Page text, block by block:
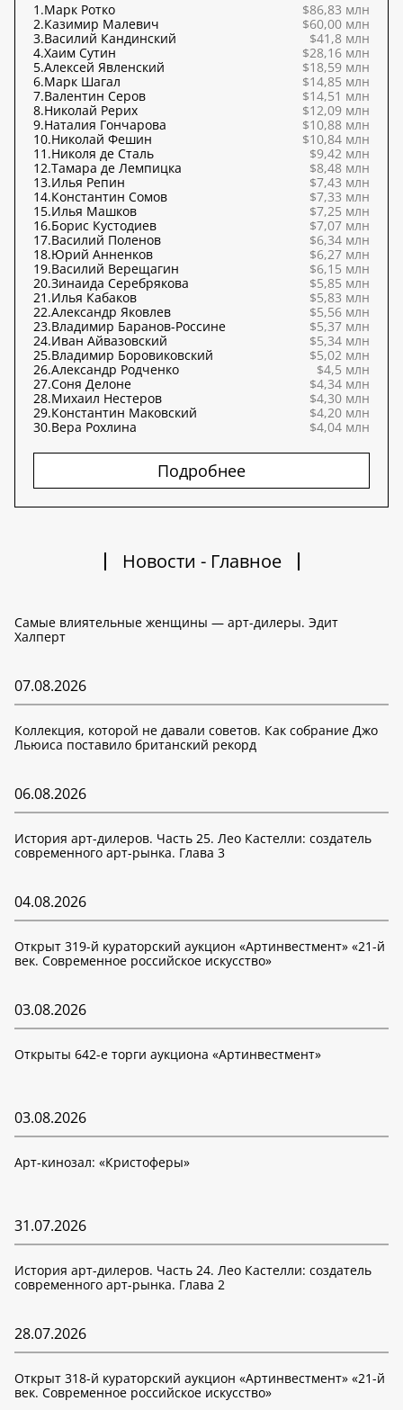
1.Марк Ротко
$86,83 млн
2.Казимир Малевич
$60,00 млн
3.Василий Кандинский
$41,8 млн
4.Хаим Сутин
$28,16 млн
5.Алексей Явленский
$18,59 млн
6.Марк Шагал
$14,85 млн
7.Валентин Серов
$14,51 млн
8.Николай Рерих
$12,09 млн
9.Наталия Гончарова
$10,88 млн
10.Николай Фешин
$10,84 млн
11.Николя де Сталь
$9,42 млн
12.Тамара де Лемпицка
$8,48 млн
13.Илья Репин
$7,43 млн
14.Константин Сомов
$7,33 млн
15.Илья Машков
$7,25 млн
16.Борис Кустодиев
$7,07 млн
17.Василий Поленов
$6,34 млн
18.Юрий Анненков
$6,27 млн
19.Василий Верещагин
$6,15 млн
20.Зинаида Серебрякова
$5,85 млн
21.Илья Кабаков
$5,83 млн
22.Александр Яковлев
$5,56 млн
23.Владимир Баранов-Россине
$5,37 млн
24.Иван Айвазовский
$5,34 млн
25.Владимир Боровиковский
$5,02 млн
26.Александр Родченко
$4,5 млн
27.Соня Делоне
$4,34 млн
28.Михаил Нестеров
$4,30 млн
29.Константин Маковский
$4,20 млн
30.Вера Рохлина $4,04 млн
Подробнее
Новости - Главное
Самые влиятельные женщины — арт-дилеры. Эдит
Халперт
07.08.2026
Коллекция, которой не давали советов. Как собрание Джо
Льюиса поставило британский рекорд
06.08.2026
История арт-дилеров. Часть 25. Лео Кастелли: создатель
современного арт-рынка. Глава 3
04.08.2026
Открыт 319-й кураторский аукцион «Артинвестмент» «21-й
век. Современное российское искусство»
03.08.2026
Открыты 642-е торги аукциона «Артинвестмент»
03.08.2026
Арт-кинозал: «Кристоферы»
31.07.2026
История арт-дилеров. Часть 24. Лео Кастелли: создатель
современного арт-рынка. Глава 2
28.07.2026
Открыт 318-й кураторский аукцион «Артинвестмент» «21-й
век. Современное российское искусство»